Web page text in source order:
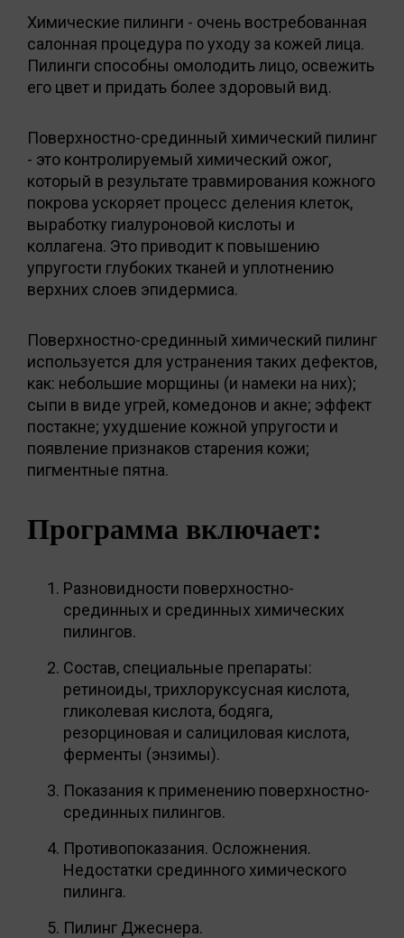
Химические пилинги - очень востребованная
салонная процедура по уходу за кожей лица.
Пилинги способны омолодить лицо, освежить
его цвет и придать более здоровый вид.
Поверхностно-срединный химический пилинг
- это контролируемый химический ожог,
который в результате травмирования кожного
покрова ускоряет процесс деления клеток,
выработку гиалуроновой кислоты и
коллагена. Это приводит к повышению
упругости глубоких тканей и уплотнению
верхних слоев эпидермиса.
Поверхностно-срединный химический пилинг
используется для устранения таких дефектов,
как: небольшие морщины (и намеки на них);
сыпи в виде угрей, комедонов и акне; эффект
постакне; ухудшение кожной упругости и
появление признаков старения кожи;
пигментные пятна.
Программа включает:
Разновидности поверхностно-
срединных и срединных химических
пилингов.
Состав, специальные препараты:
ретиноиды, трихлоруксусная кислота,
гликолевая кислота, бодяга,
резорциновая и салициловая кислота,
ферменты (энзимы).
Показания к применению поверхностно-
срединных пилингов.
Противопоказания. Осложнения.
Недостатки срединного химического
пилинга.
Пилинг Джеснера.